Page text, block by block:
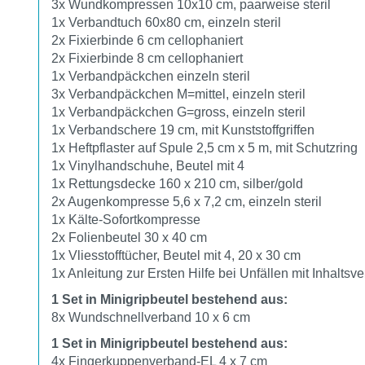
3x Wundkompressen 10x10 cm, paarweise steril
1x Verbandtuch 60x80 cm, einzeln steril
2x Fixierbinde 6 cm cellophaniert
2x Fixierbinde 8 cm cellophaniert
1x Verbandpäckchen einzeln steril
3x Verbandpäckchen M=mittel, einzeln steril
1x Verbandpäckchen G=gross, einzeln steril
1x Verbandschere 19 cm, mit Kunststoffgriffen
1x Heftpflaster auf Spule 2,5 cm x 5 m, mit Schutzring
1x Vinylhandschuhe, Beutel mit 4
1x Rettungsdecke 160 x 210 cm, silber/gold
2x Augenkompresse 5,6 x 7,2 cm, einzeln steril
1x Kälte-Sofortkompresse
2x Folienbeutel 30 x 40 cm
1x Vliesstofftücher, Beutel mit 4, 20 x 30 cm
1x Anleitung zur Ersten Hilfe bei Unfällen mit
1 Set in Minigripbeutel bestehend aus:
8x Wundschnellverband 10 x 6 cm
1 Set in Minigripbeutel bestehend aus:
4x Fingerkuppenverband-EL 4 x 7 cm